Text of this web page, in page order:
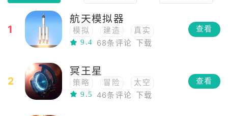
1
航天模拟器
模拟 建造
真实
太空
9.4 68条评论 下载
查看
2
冥王星
策略 冒险
太空
9.5
46条评论 下载
查看